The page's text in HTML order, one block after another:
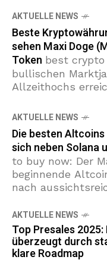
mehrere Partien
AKTUELLE NEWS
Beste
sehen Maxi Doge
Token best crypto
bullischen
Allzeithochs
Upside. Presale
AKTUELLE NEWS
Die besten
sich neben Solana
to buy now: Der
beginnende
nach
(MAXI) hervor. Der
AKTUELLE NEWS
Top Presales
überzeugt durch
klare Roadmap